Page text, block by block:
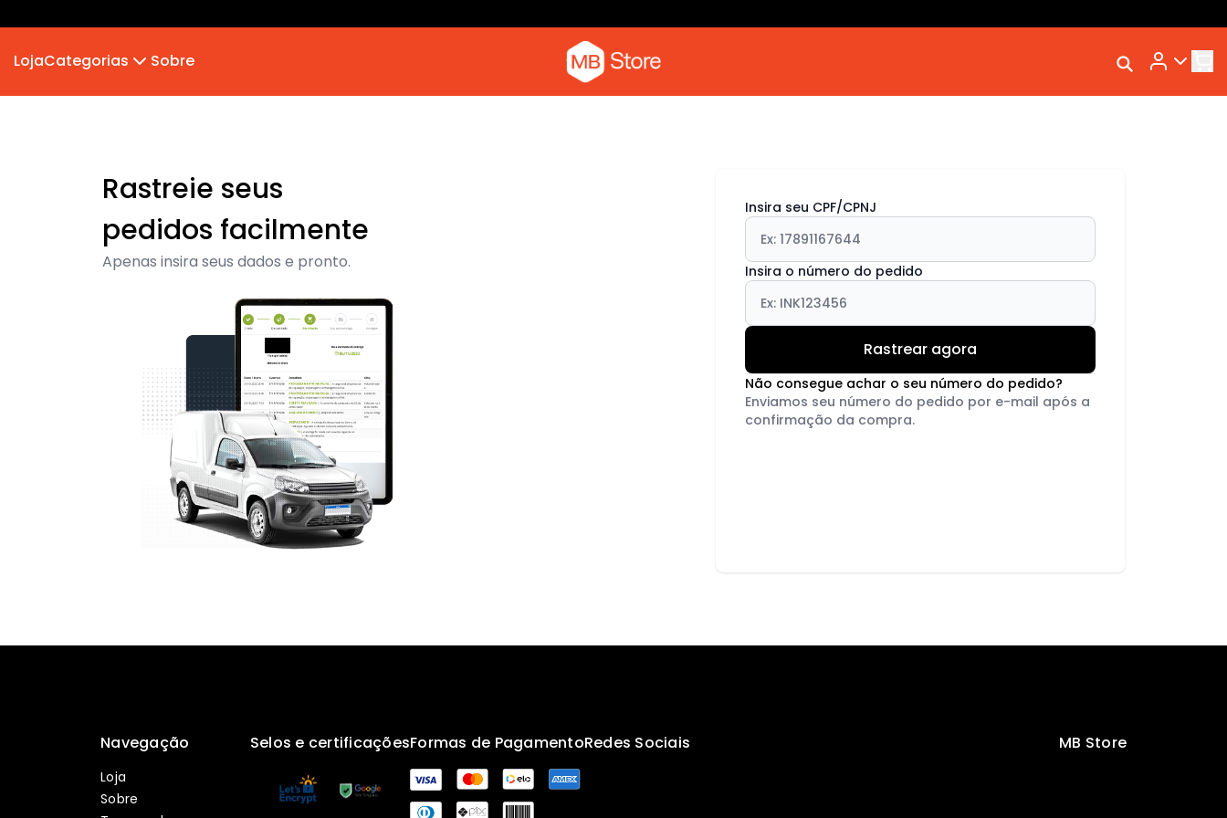
LojaCategorias
MB 2026
Sobre
Rastrear Meu
Rastreie seus
pedidos facilmente
Apenas insira seus dados e pronto.
Insira seu CPF/CPNJ
Insira o número do pedido
Não consegue achar o seu número do pedido?
Enviamos seu número do pedido por e-mail após a
confirmação da compra.
Navegação
Loja
Sobre
Selos e certificaçõesFormas de PagamentoRedes Sociais MB Store